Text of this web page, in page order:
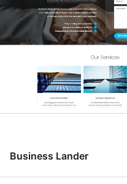
Business Lander